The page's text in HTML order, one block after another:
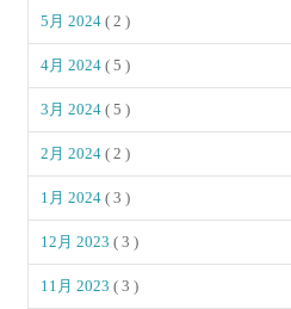
5月 2024( 2 )
4月 2024( 5 )
3月 2024( 5 )
2月 2024( 2 )
1月 2024( 3 )
12月 2023( 3 )
11月 2023( 3 )